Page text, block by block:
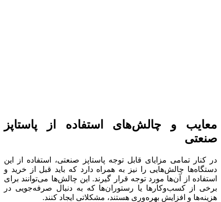
معایب و چالش‌های استفاده از پاستاپز
صنعتی
در کنار تمامی مزایای قابل توجه پاستاپز صنعتی، استفاده از این
دستگاه‌ها چالش‌هایی را نیز به همراه دارد که باید قبل از خرید و
استفاده از آن‌ها مورد توجه قرار گیرند. این چالش‌ها می‌توانند برای
برخی از کسب‌وکارها یا رستوران‌ها که به دنبال صرفه‌جویی در
هزینه‌ها و افزایش بهره‌وری هستند، مشکلاتی ایجاد کنند.